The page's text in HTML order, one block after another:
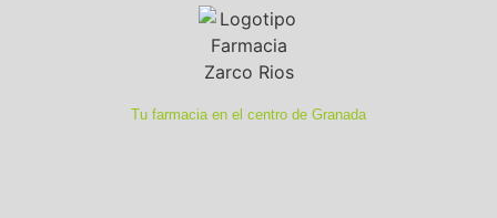
Tu farmacia en el centro de Granada